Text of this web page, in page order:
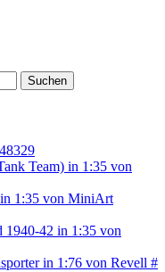
Suchen
Team) in 1:35 von
1:35 von MiniArt
1940-42 in 1:35 von
in 1:76 von Revell #